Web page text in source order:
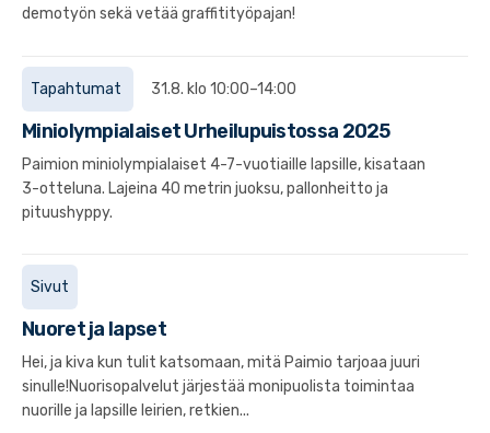
demotyön sekä vetää graffitityöpajan!
Tapahtumat 31.8. klo 10:00–14:00
Miniolympialaiset Urheilupuistossa 2025
Paimion miniolympialaiset 4-7-vuotiaille lapsille, kisataan
3-otteluna. Lajeina 40 metrin juoksu, pallonheitto ja
pituushyppy.
Sivut
Nuoret ja lapset
Hei, ja kiva kun tulit katsomaan, mitä Paimio tarjoaa juuri
sinulle!Nuorisopalvelut järjestää monipuolista toimintaa
nuorille ja lapsille leirien, retkien...